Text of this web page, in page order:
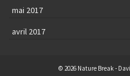
mai 2017
avril 2017
© 2026 Nature Break -